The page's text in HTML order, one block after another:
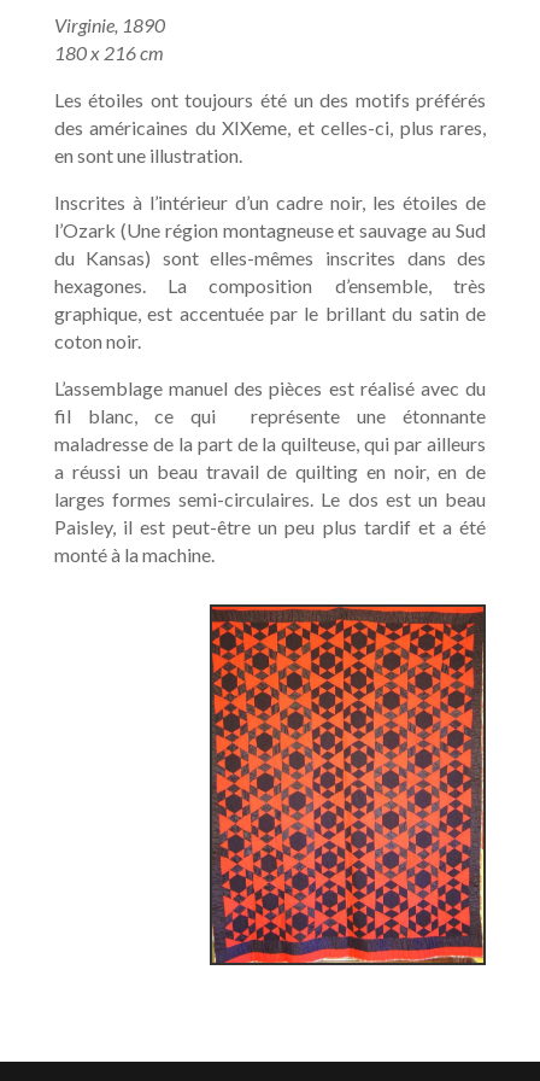
Virginie, 1890
180 x 216 cm
Les étoiles ont toujours été un des motifs préférés
des américaines du XIXeme, et celles-ci, plus rares,
en sont une illustration.
Inscrites à l’intérieur d’un cadre noir, les étoiles de
l’Ozark (Une région montagneuse et sauvage au Sud
du Kansas) sont elles-mêmes inscrites dans des
hexagones. La composition d’ensemble, très
graphique, est accentuée par le brillant du satin de
coton noir.
L’assemblage manuel des pièces est réalisé avec du
fil blanc, ce qui
représente une étonnante
maladresse de la part de la quilteuse, qui par ailleurs
a réussi un beau travail de quilting en noir, en de
larges formes semi-circulaires. Le dos est un beau
Paisley, il est peut-être un peu plus tardif et a été
monté à la machine.